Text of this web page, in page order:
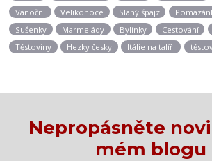
Vánoční
Velikonoce Slaný špajz
Sušenky
Marmelády Bylinky Cestování
Těstoviny
Hezky česky Itálie na talíři
Nepropásněte
mém blogu